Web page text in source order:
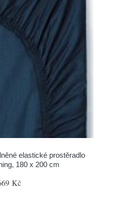
elastické prostěradlo
180 x 200 cm
Kč